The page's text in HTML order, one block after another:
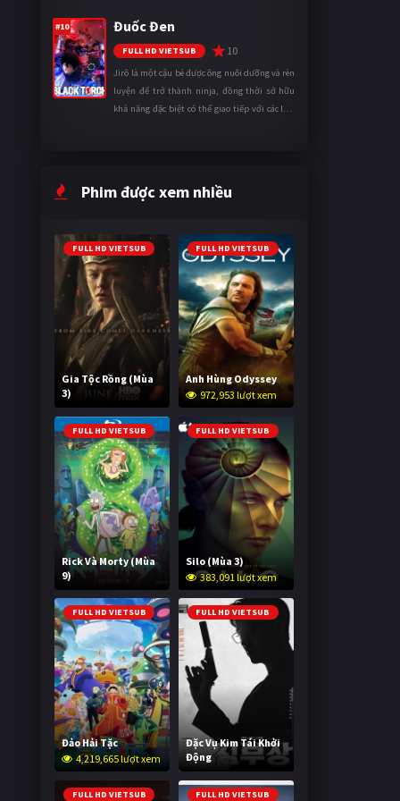
ngày càng khắc nghiệt, anh ...
#10 Đuốc Đen
FULL HD VIETSUB 10
Jirô là một cậu bé được ông nuôi dưỡng và rèn
luyện để trở thành ninja, đồng thời sở hữu
khả năng đặc biệt có thể giao tiếp với các loài
Phim được xem nhiều
FULL HD VIETSUB
Gia Tộc Rồng (Mùa
3)
2,040,037 lượt xem
FULL HD VIETSUB
Anh Hùng Odyssey
972,953 lượt xem
FULL HD VIETSUB
Rick Và Morty (Mùa
9)
3,006,473 lượt xem
FULL HD VIETSUB
Silo (Mùa 3)
383,091 lượt xem
FULL HD VIETSUB
Đảo Hải Tặc
4,219,665 lượt xem
FULL HD VIETSUB
Đặc Vụ Kim Tái Khởi
Động
605,260 lượt xem
FULL HD VIETSUB FULL HD VIETSUB